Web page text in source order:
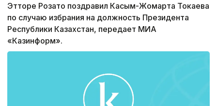
Этторе Розато поздравил Касым-Жомарта Токаева
по случаю избрания на должность Президента
Республики Казахстан, передает МИА
«Казинформ».